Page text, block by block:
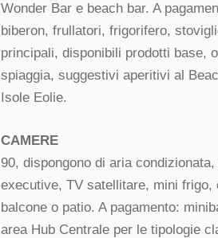
Wonder Bar e beach bar. A
biberon, frullatori, frigorifero,
principali, disponibili prodotti base,
spiaggia, suggestivi aperitivi al
Isole Eolie.
CAMERE
90, dispongono di aria
executive, TV satellitare, mini
balcone o patio. A pagamento:
area Hub Centrale per le tipologie